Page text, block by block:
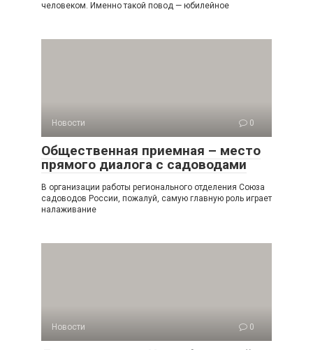
человеком. Именно такой повод — юбилейное
Новости 0
Общественная приемная – место
прямого диалога с садоводами
В организации работы регионального отделения Союза
садоводов России, пожалуй, самую главную роль играет
налаживание
Новости 0